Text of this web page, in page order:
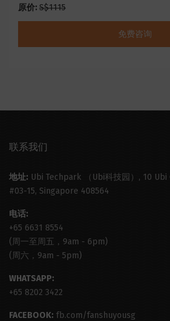
原价: S$1115
免费咨询
联系我们
地址: Ubi Techpark （Ubi科技园）, 10
#03-15, Singapore 408564
电话:
+65 6631 8554
(周一至周五，9am - 6pm)
(周六，9am - 5pm)
WHATSAPP:
+65 8202 3422
FACEBOOK: fb.com/fanshuyousg